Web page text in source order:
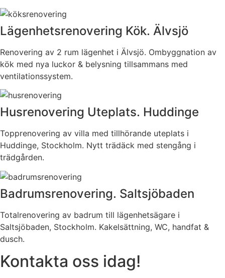
Lägenhetsrenovering Kök. Älvsjö
Renovering av 2 rum lägenhet i Älvsjö. Ombyggnation av
kök med nya luckor & belysning tillsammans med
ventilationssystem.
Husrenovering Uteplats. Huddinge
Topprenovering av villa med tillhörande uteplats i
Huddinge, Stockholm. Nytt trädäck med stengång i
trädgården.
Badrumsrenovering. Saltsjöbaden
Totalrenovering av badrum till lägenhetsägare i
Saltsjöbaden, Stockholm. Kakelsättning, WC, handfat &
dusch.
Kontakta oss idag!